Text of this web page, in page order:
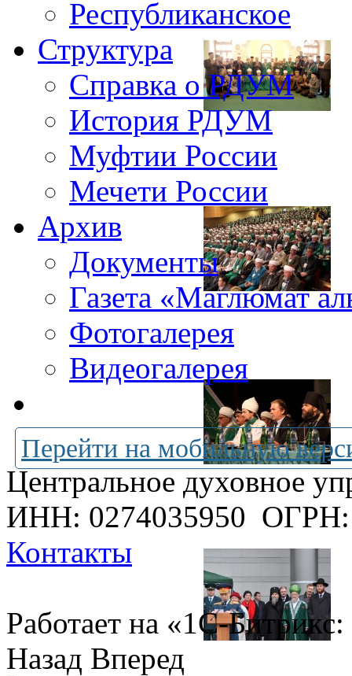
Республиканское
Структура
Справка о РДУМ
История РДУМ
Муфтии России
Мечети России
Архив
Документы
Газета «Маглюмат
Фотогалерея
Видеогалерея
Перейти на мобильную
Центральное духовное
ИНН: 0274035950 ОГРН:
Контакты
Работает на «1С-
Назад Вперед